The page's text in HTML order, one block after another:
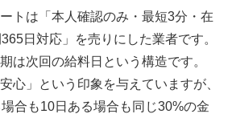
トは「本人確認のみ・最短3分・在
日対応」を売りにした業者です。
は次回の給料日という構造です。
心」という印象を与えていますが、
合も10日ある場合も同じ30%の金